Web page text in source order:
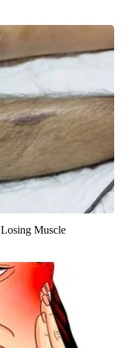
Muscle